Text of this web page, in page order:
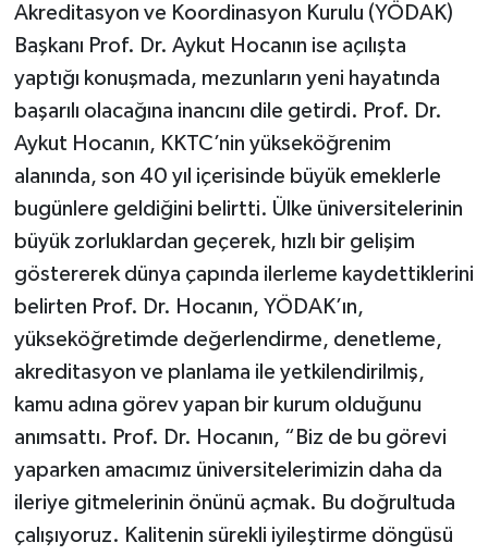
Akreditasyon ve Koordinasyon Kurulu (YÖDAK)
Başkanı Prof. Dr. Aykut Hocanın ise açılışta
yaptığı konuşmada, mezunların yeni hayatında
başarılı olacağına inancını dile getirdi. Prof. Dr.
Aykut Hocanın, KKTC’nin yükseköğrenim
alanında, son 40 yıl içerisinde büyük emeklerle
bugünlere geldiğini belirtti. Ülke üniversitelerinin
büyük zorluklardan geçerek, hızlı bir gelişim
göstererek dünya çapında ilerleme kaydettiklerini
belirten Prof. Dr. Hocanın, YÖDAK’ın,
yükseköğretimde değerlendirme, denetleme,
akreditasyon ve planlama ile yetkilendirilmiş,
kamu adına görev yapan bir kurum olduğunu
anımsattı. Prof. Dr. Hocanın, “Biz de bu görevi
yaparken amacımız üniversitelerimizin daha da
ileriye gitmelerinin önünü açmak. Bu doğrultuda
çalışıyoruz. Kalitenin sürekli iyileştirme döngüsü